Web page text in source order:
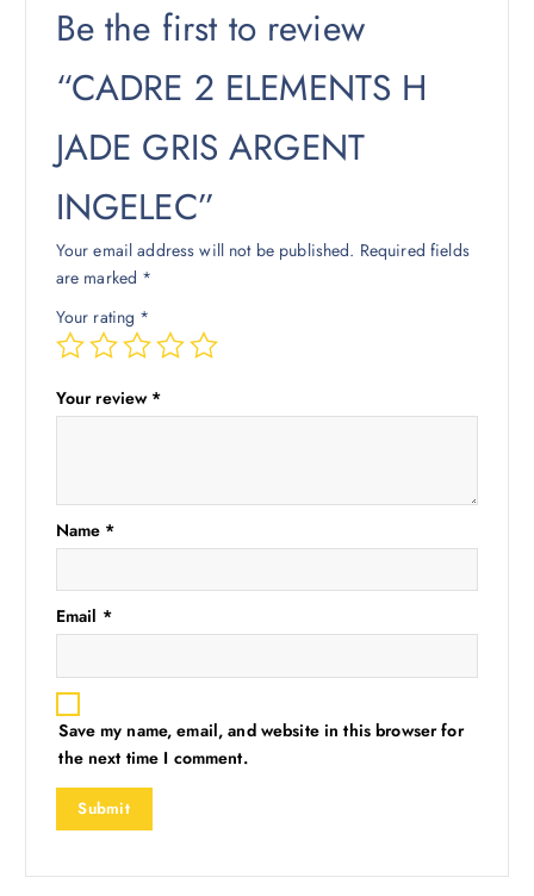
Be the first to review
“CADRE 2 ELEMENTS H
JADE GRIS ARGENT
INGELEC”
Your email address will not be published. Required fields
are marked *
Your rating *
Your review *
Name *
Email *
Save my name, email, and website in this browser for
the next time I comment.